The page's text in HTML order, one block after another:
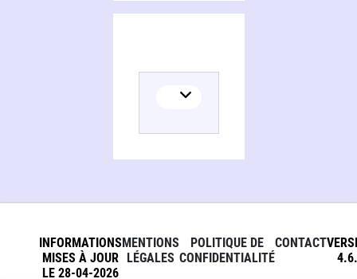
INFORMATIONS
MISES À JOUR
LE 28-04-2026
MENTIONS
LÉGALES
POLITIQUE DE
CONFIDENTIALITÉ
CONTACT